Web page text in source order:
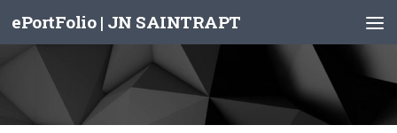
Skip to content
ePortFolio | JN SAINTRAPT